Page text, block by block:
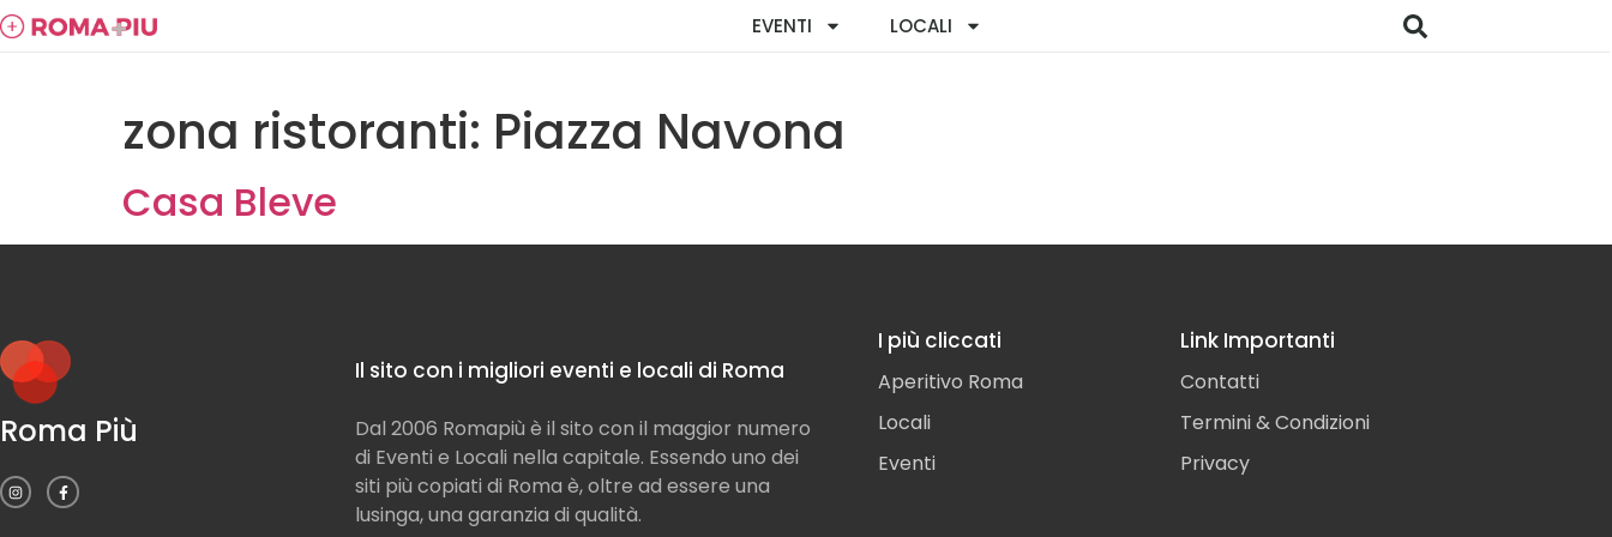
EVENTI LOCALI
zona ristoranti: Piazza Navona
Casa Bleve
Roma Più
Il sito con i migliori eventi e locali di Roma
Dal 2006 Romapiù è il sito con il maggior numero
di Eventi e Locali nella capitale. Essendo uno dei
siti più copiati di Roma è, oltre ad essere una
lusinga, una garanzia di qualità.
I più cliccati
Aperitivo Roma
Locali
Eventi
Link Importanti
Contatti
Termini & Condizioni
Privacy